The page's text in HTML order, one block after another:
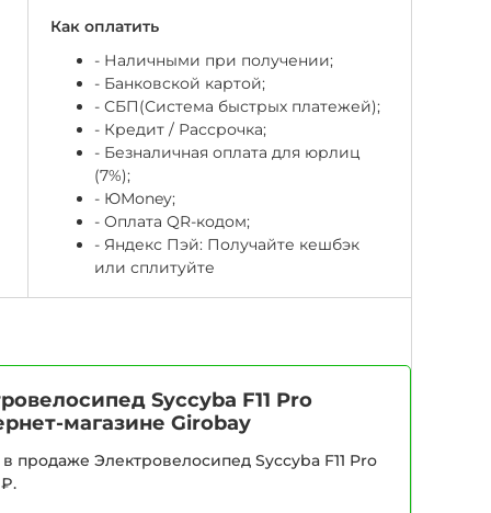
Как оплатить
- Наличными при получении;
- Банковской картой;
- СБП(Система быстрых платежей);
- Кредит / Рассрочка;
- Безналичная оплата для юрлиц
(7%);
- ЮМоney;
- Оплата QR-кодом;
- Яндекс Пэй: Получайте кешбэк
или сплитуйте
Syccyba F11 Pro
магазине Girobay
Электровелосипед Syccyba F11 Pro